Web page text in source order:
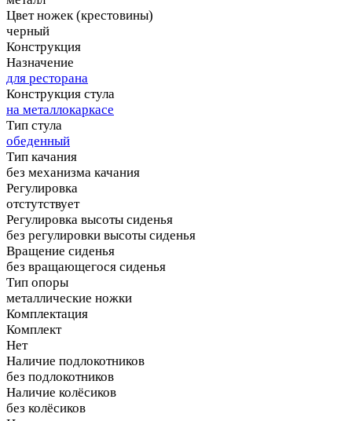
Цвет ножек (крестовины)
черный
Конструкция
Назначение
для ресторана
Конструкция стула
на металлокаркасе
Тип стула
обеденный
Тип качания
без механизма качания
Регулировка
отстутствует
Регулировка высоты сиденья
без регулировки высоты сиденья
Вращение сиденья
без вращающегося сиденья
Тип опоры
металлические ножки
Комплектация
Комплект
Нет
Наличие подлокотников
без подлокотников
Наличие колёсиков
без колёсиков